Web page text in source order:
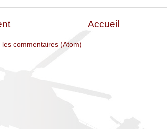
Accueil
les commentaires (Atom)